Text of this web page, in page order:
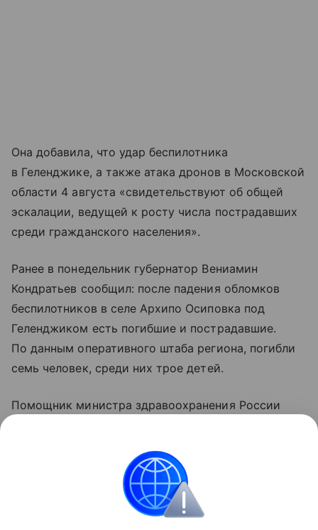
Она добавила, что удар беспилотника
в Геленджике, а также атака дронов в Московской
области 4 августа «свидетельствуют об общей
эскалации, ведущей к росту числа пострадавших
среди гражданского населения».
Ранее в понедельник губернатор Вениамин
Кондратьев сообщил: после падения обломков
беспилотников в селе Архипо Осиповка под
Геленджиком есть погибшие и пострадавшие.
По данным оперативного штаба региона, погибли
семь человек, среди них трое детей.
Помощник министра здравоохранения России
оказали амбулаторно.
Россия ООН